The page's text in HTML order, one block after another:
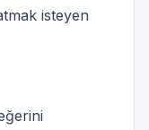
isteyen